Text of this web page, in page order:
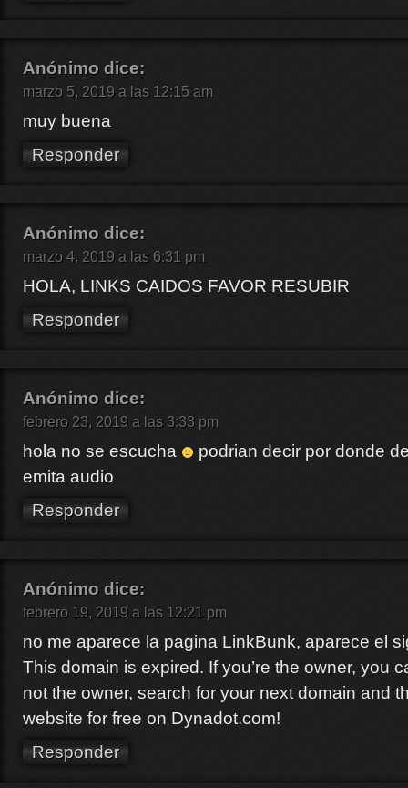
Anónimo dice:
marzo 5, 2019 a las 12:15 am
muy buena
Responder
Anónimo dice:
marzo 4, 2019 a las 6:31 pm
HOLA, LINKS CAIDOS FAVOR RESUBIR
Responder
Anónimo dice:
febrero 23, 2019 a las 3:33 pm
hola no se escucha
podrian decir por donde
emita audio
Responder
Anónimo dice:
febrero 19, 2019 a las 12:21 pm
no me aparece la pagina LinkBunk, aparece el
This domain is expired. If you’re the owner, you
not the owner, search for your next domain and
website for free on Dynadot.com!
Responder